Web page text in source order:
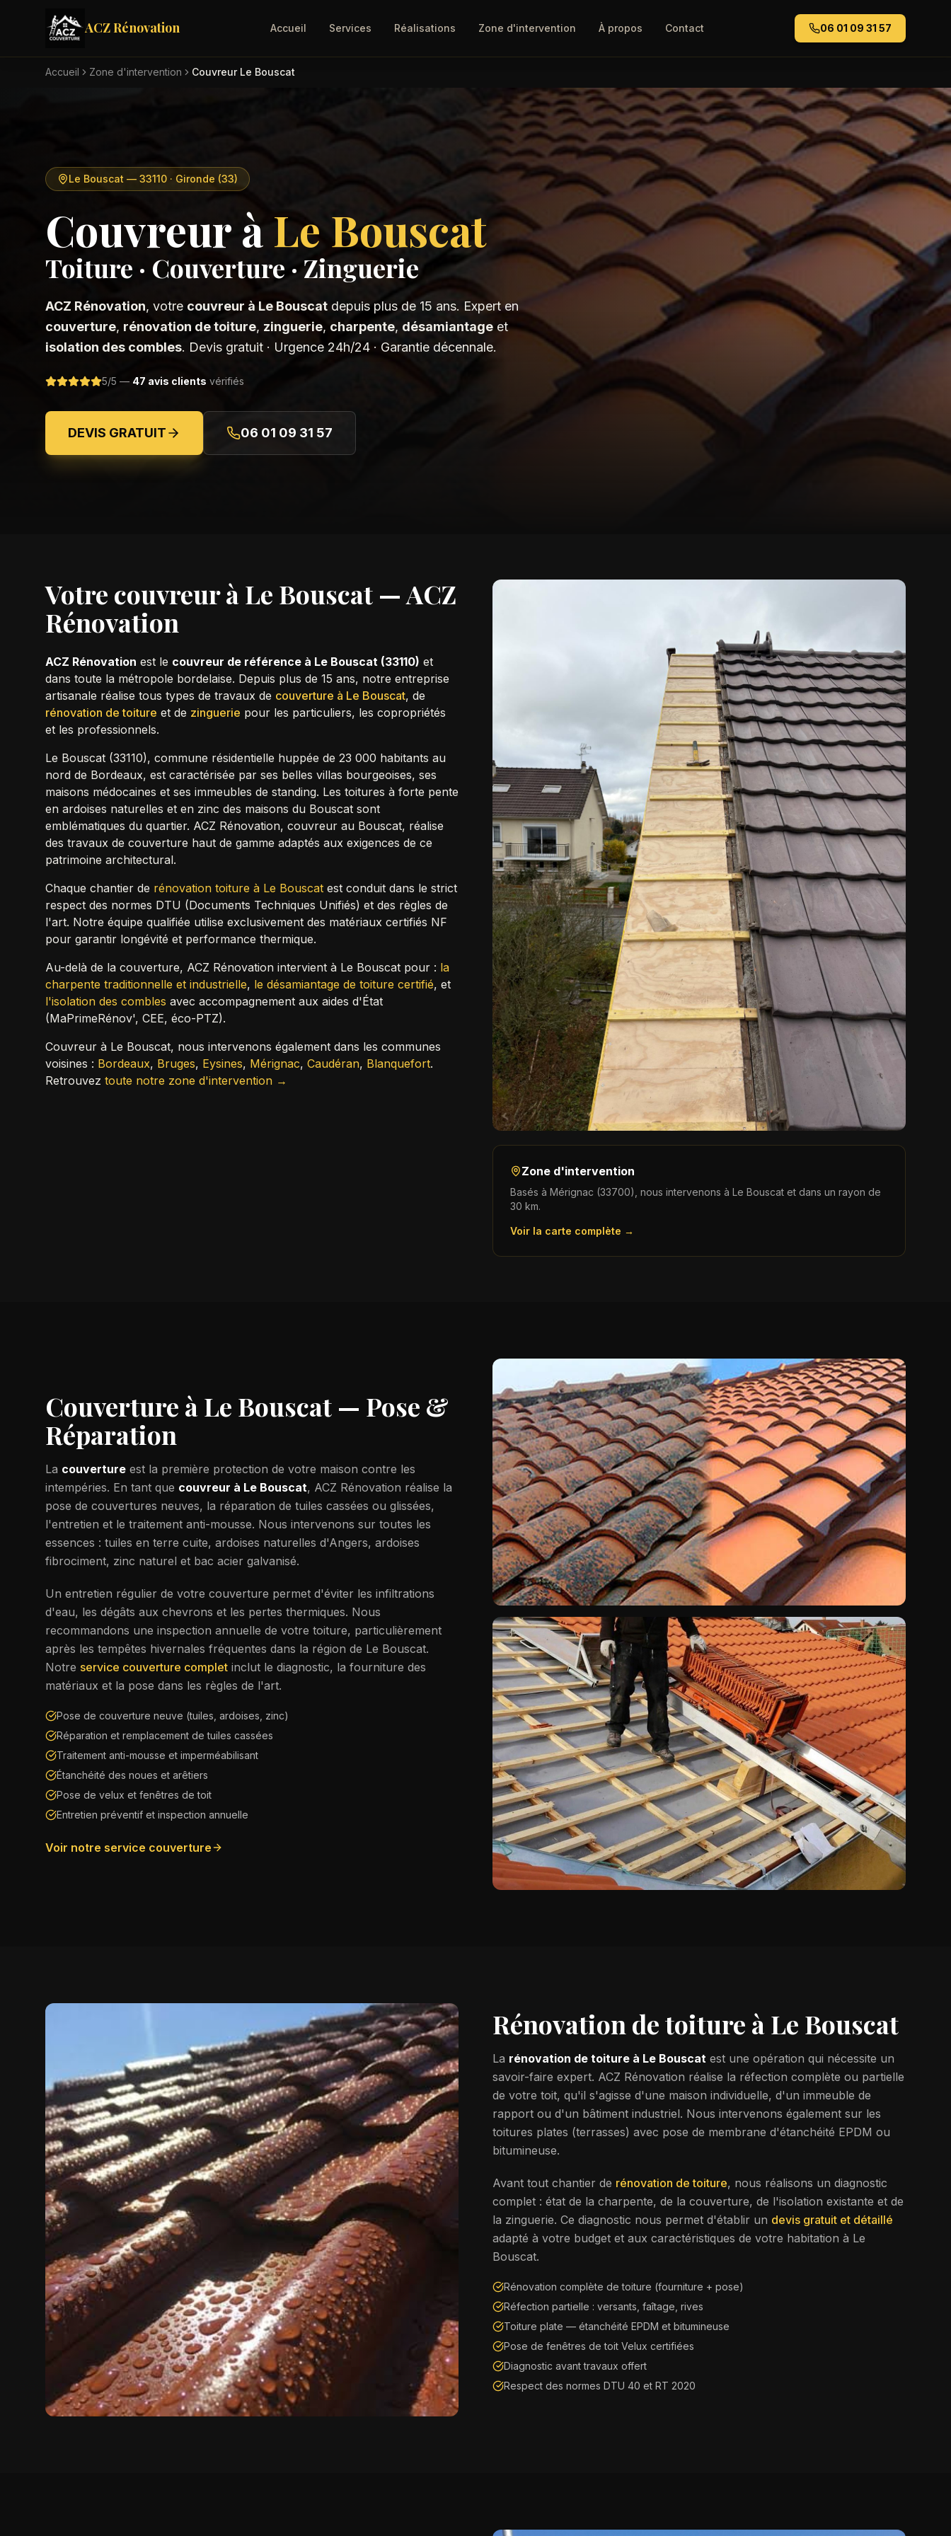
ACZ Rénovation Accueil Services Réalisations Zone d'intervention À propos Contact 06 01 09 31 57
Accueil Zone d'intervention Couvreur Le Bouscat
Le Bouscat — 33110 · Gironde (33)
Couvreur à Le Bouscat
Toiture · Couverture · Zinguerie
ACZ Rénovation, votre couvreur à Le Bouscat depuis plus de 15 ans. Expert en
couverture, rénovation de toiture, zinguerie, charpente, désamiantage et
isolation des combles. Devis gratuit · Urgence 24h/24 · Garantie décennale.
5/5 — 47 avis clients vérifiés
DEVIS GRATUIT 06 01 09 31 57
Votre couvreur àLe Bouscat — ACZ
Rénovation
ACZ Rénovation est le couvreur de référence à Le Bouscat (33110) et
dans toute la métropole bordelaise. Depuis plus de 15 ans, notre entreprise
artisanale réalise tous types de travaux de couverture à Le Bouscat, de
rénovation de toiture et de zinguerie pour les particuliers, les copropriétés
et les professionnels.
Le Bouscat (33110), commune résidentielle huppée de 23 000 habitants au
nord de Bordeaux, est caractérisée par ses belles villas bourgeoises, ses
maisons médocaines et ses immeubles de standing. Les toitures à forte pente
en ardoises naturelles et en zinc des maisons du Bouscat sont
emblématiques du quartier. ACZ Rénovation, couvreur au Bouscat, réalise
des travaux de couverture haut de gamme adaptés aux exigences de ce
patrimoine architectural.
Chaque chantier de rénovation toiture à Le Bouscat est conduit dans le strict
respect des normes DTU (Documents Techniques Unifiés) et des règles de
l'art. Notre équipe qualifiée utilise exclusivement des matériaux certifiés NF
pour garantir longévité et performance thermique.
Au-delà de la couverture, ACZ Rénovation intervient à Le Bouscat pour : la
charpente traditionnelle et industrielle, le désamiantage de toiture certifié, et
l'isolation des combles avec accompagnement aux aides d'État
(MaPrimeRénov', CEE, éco-PTZ).
Couvreur à Le Bouscat, nous intervenons également dans les communes
voisines : Bordeaux, Bruges, Eysines, Mérignac, Caudéran, Blanquefort.
Retrouvez toute notre zone d'intervention →
Zone d'intervention
Basés à Mérignac (33700), nous intervenons à Le Bouscat et dans un rayon de
30 km.
Voir la carte complète →
Couverture àLe Bouscat — Pose &
Réparation
La couverture est la première protection de votre maison contre les
intempéries. En tant que couvreur à Le Bouscat, ACZ Rénovation réalise la
pose de couvertures neuves, la réparation de tuiles cassées ou glissées,
l'entretien et le traitement anti-mousse. Nous intervenons sur toutes les
essences : tuiles en terre cuite, ardoises naturelles d'Angers, ardoises
fibrociment, zinc naturel et bac acier galvanisé.
Un entretien régulier de votre couverture permet d'éviter les infiltrations
d'eau, les dégâts aux chevrons et les pertes thermiques. Nous
recommandons une inspection annuelle de votre toiture, particulièrement
après les tempêtes hivernales fréquentes dans la région de Le Bouscat.
Notre service couverture complet inclut le diagnostic, la fourniture des
matériaux et la pose dans les règles de l'art.
Pose de couverture neuve (tuiles, ardoises, zinc)
Réparation et remplacement de tuiles cassées
Traitement anti-mousse et imperméabilisant
Étanchéité des noues et arêtiers
Pose de velux et fenêtres de toit
Entretien préventif et inspection annuelle
Voir notre service couverture
Rénovation de toiture àLe Bouscat
La rénovation de toiture à Le Bouscat est une opération qui nécessite un
savoir-faire expert. ACZ Rénovation réalise la réfection complète ou partielle
de votre toit, qu'il s'agisse d'une maison individuelle, d'un immeuble de
rapport ou d'un bâtiment industriel. Nous intervenons également sur les
toitures plates (terrasses) avec pose de membrane d'étanchéité EPDM ou
bitumineuse.
Avant tout chantier de rénovation de toiture, nous réalisons un diagnostic
complet : état de la charpente, de la couverture, de l'isolation existante et de
la zinguerie. Ce diagnostic nous permet d'établir un devis gratuit et détaillé
adapté à votre budget et aux caractéristiques de votre habitation à Le
Bouscat.
Rénovation complète de toiture (fourniture + pose)
Réfection partielle : versants, faîtage, rives
Toiture plate — étanchéité EPDM et bitumineuse
Pose de fenêtres de toit Velux certifiées
Diagnostic avant travaux offert
Respect des normes DTU 40 et RT 2020